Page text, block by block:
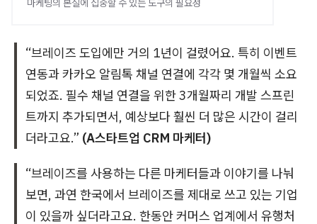
마케팅의 본질에 집중할 수 있는 도구의 필요성
“브레이즈 도입에만 거의 1년이 걸렸어요. 특히 이벤트
연동과 카카오 알림톡 채널 연결에 각각 몇 개월씩 소요
되었죠. 필수 채널 연결을 위한 3개월짜리 개발 스프린
트까지 추가되면서, 예상보다 훨씬 더 많은 시간이 걸리
더라고요.” (A스타트업 CRM 마케터)
“브레이즈를 사용하는 다른 마케터들과 이야기를 나눠
보면, 과연 한국에서 브레이즈를 제대로 쓰고 있는 기업
이 있을까 싶더라고요. 한동안 커머스 업계에서 유행처